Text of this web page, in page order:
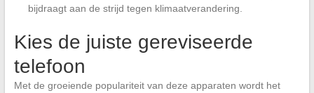
bijdraagt aan de strijd tegen klimaatverandering.
Kies de juiste gereviseerde
telefoon
Met de groeiende populariteit van deze apparaten wordt het